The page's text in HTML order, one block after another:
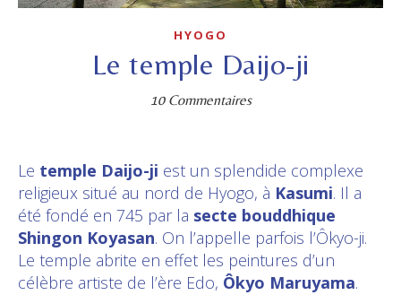
HYOGO
Le temple Daijo-ji
10 Commentaires
Le temple Daijo-ji est un splendide complexe
religieux situé au nord de Hyogo, à Kasumi. Il a
été fondé en 745 par la secte bouddhique
Shingon Koyasan. On l’appelle parfois l’Ôkyo-ji.
Le temple abrite en effet les peintures d’un
célèbre artiste de l’ère Edo, Ôkyo Maruyama.